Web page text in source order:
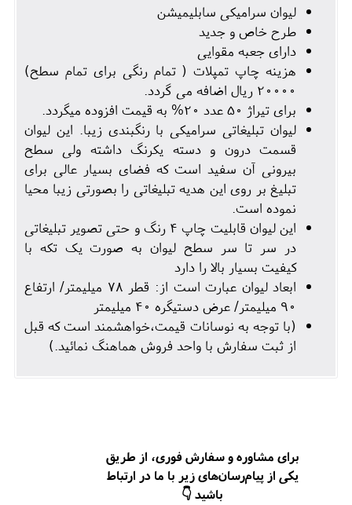
لیوان سرامیکی سابلیمیشن
طرح خاص و جدید
دارای جعبه مقوایی
هزینه چاپ تمپلات ( تمام رنگی برای تمام سطح)
20000 ریال اضافه می گردد.
برای تیراژ 50 عدد 20% به قیمت افزوده میگردد.
لیوان تبلیغاتی سرامیکی با رنگبندی زیبا. این لیوان
قسمت درون و دسته یکرنگ داشته ولی سطح
بیرونی آن سفید است که فضای بسیار عالی برای
تبلیغ بر روی این هدیه تبلیغاتی را بصورتی زیبا محیا
نموده است.
این لیوان قابلیت چاپ 4 رنگ و حتی تصویر تبلیغاتی
در سر تا سر سطح لیوان به صورت یک تکه با
کیفیت بسیار بالا را دارد
ابعاد لیوان عبارت است از: قطر 78 میلیمتر/ ارتفاع
90 میلیمتر/ عرض دستیگره 40 میلیمتر
(با توجه به نوسانات قیمت،خواهشمند است که قبل
از ثبت سفارش با واحد فروش هماهنگ نمائید.)
برای مشاوره و سفارش فوری، از طریق
یکی از پیام‌رسان‌های زیر با ما در ارتباط
باشید 👇